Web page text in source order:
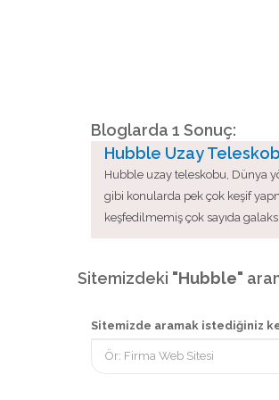
Bloglarda 1 Sonuç:
Hubble Uzay
Hubble uzay teleskobu, Dünya
gibi konularda pek çok keşif
keşfedilmemiş çok sayıda
Sitemizdeki "Hubble"
Sitemizde aramak istediğiniz